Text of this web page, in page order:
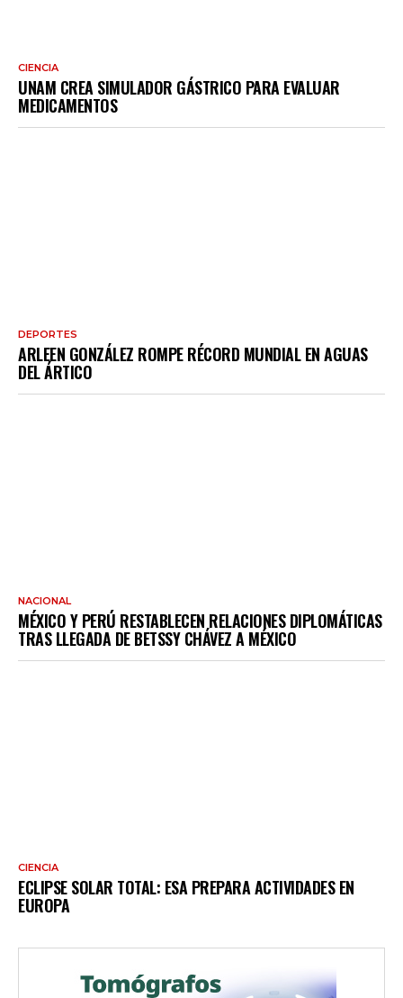
CIENCIA
UNAM CREA SIMULADOR GÁSTRICO PARA EVALUAR
MEDICAMENTOS
DEPORTES
ARLEEN GONZÁLEZ ROMPE RÉCORD MUNDIAL EN AGUAS
DEL ÁRTICO
NACIONAL
MÉXICO Y PERÚ RESTABLECEN RELACIONES DIPLOMÁTICAS
TRAS LLEGADA DE BETSSY CHÁVEZ A MÉXICO
CIENCIA
ECLIPSE SOLAR TOTAL: ESA PREPARA ACTIVIDADES EN
EUROPA